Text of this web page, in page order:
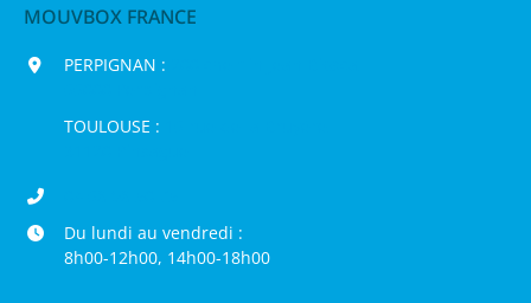
MOUVBOX FRANCE
PERPIGNAN :
TOULOUSE :
Du lundi au vendredi :
8h00-12h00, 14h00-18h00